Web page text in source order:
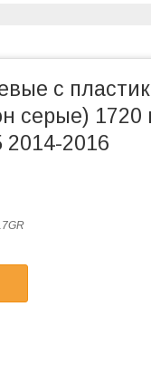
с
серые)
2014-2016